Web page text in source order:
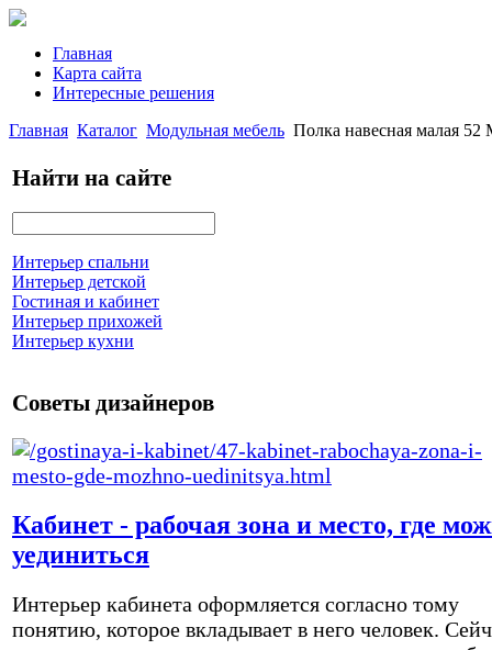
Главная
Карта сайта
Интересные решения
Главная Каталог Модульная мебель Полка навесная малая
Найти на сайте
Интерьер спальни
Интерьер детской
Гостиная и кабинет
Интерьер прихожей
Интерьер кухни
Советы дизайнеров
Кабинет - рабочая зона и место, где
уединиться
Интерьер кабинета оформляется согласно тому
понятию, которое вкладывает в него человек.